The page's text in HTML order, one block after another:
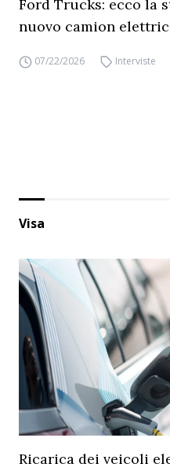
Ford Trucks: ecco la
nuovo camion
07/22/2026 Interviste
Visa
Ricarica dei veicoli